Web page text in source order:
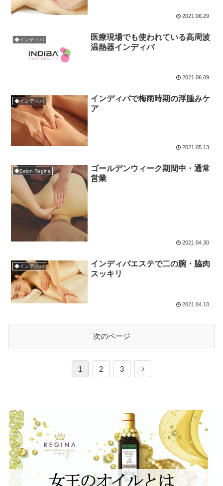
2021.06.29
◆インディバ
医療現場でも使われている高周波
温熱器インディバ
2021.06.09
◆インディバ
インディバで梅雨時期の浮腫みケ
ア
2021.05.13
◆Salon Regina
ゴールデンウィーク期間中・通常
営業
2021.04.30
◆インディバ
インディバエステで二の腕・脇肉
スッキリ
2021.04.10
次のページ
1 2 3